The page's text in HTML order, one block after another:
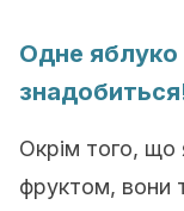
Одне яблуко
Окрім того, що
фруктом, вони